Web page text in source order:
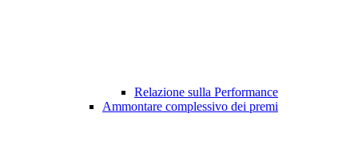
Relazione sulla Performance
Ammontare complessivo dei premi